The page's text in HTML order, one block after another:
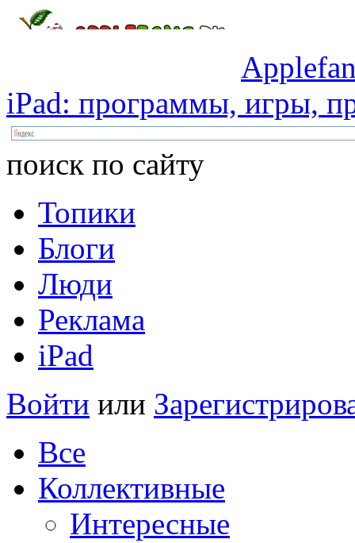
iPad: программы, игры,
поиск по сайту
Топики
Блоги
Люди
Реклама
iPad
Войти или
Все
Коллективные
Интересные